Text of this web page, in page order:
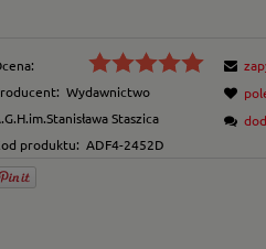
Wydawnictwo
Staszica
produktu: ADF4-2452D